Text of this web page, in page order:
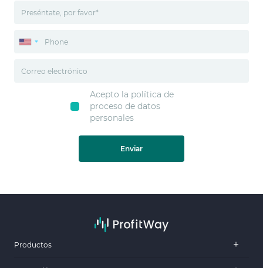
Acepto la política de
proceso de datos
personales
Enviar
Productos